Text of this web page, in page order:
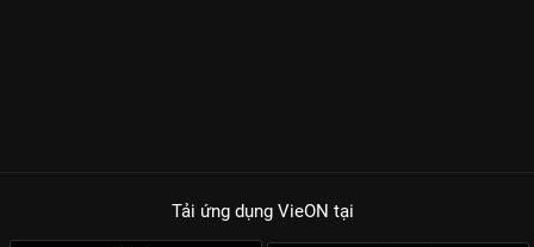
Tải ứng dụng VieON tại